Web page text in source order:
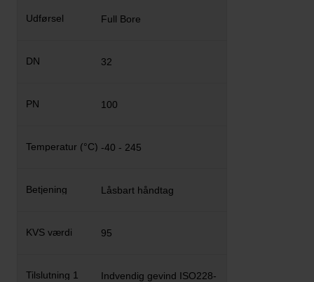
Full Bore
32
100
-40 - 245
Låsbart håndtag
95
Indvendig gevind ISO228-